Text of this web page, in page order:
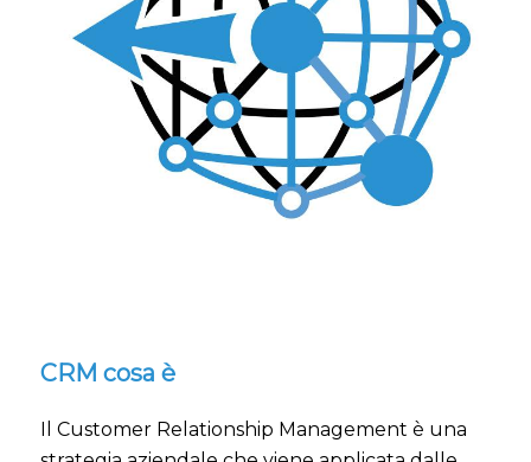
CRM cosa è
Il Customer Relationship Management è una